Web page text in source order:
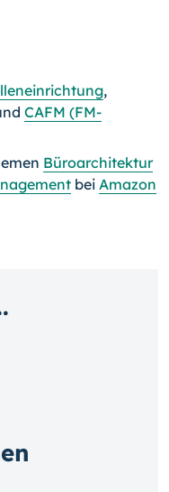
,
CAFM (FM-
Büroarchitektur
bei Amazon